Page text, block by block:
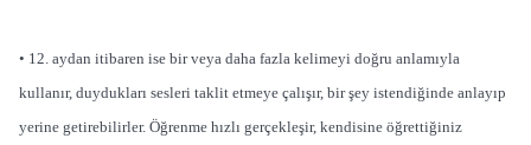
• 12. aydan itibaren ise bir veya daha fazla kelimeyi doğru anlamıyla
kullanır, duydukları sesleri taklit etmeye çalışır, bir şey istendiğinde anlayıp
yerine getirebilirler. Öğrenme hızlı gerçekleşir, kendisine öğrettiğiniz